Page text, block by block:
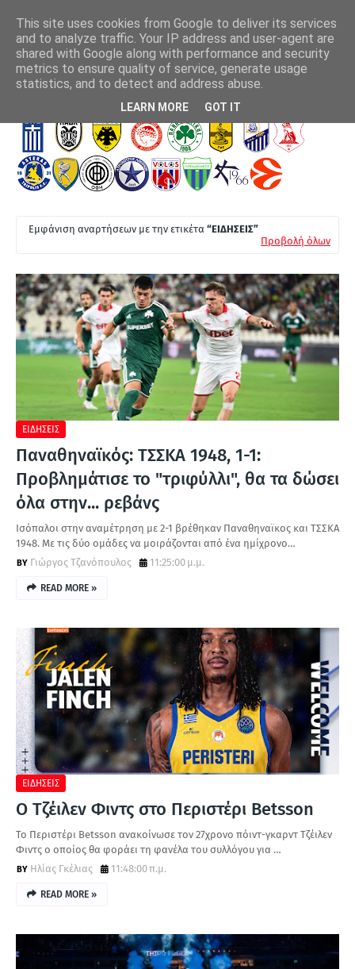
Ε
Υ
Α
Ν
Ε
Α
της Παναθηναϊκός: ΤΣΣΚΑ 1948, 1-1: Προβλημάτισε το "τριφύλλι",
Εμφάνιση αναρτήσεων με την ετικέτα
ΕΙΔΗΣΕΙΣ
Προβολή όλων
ΕΙΔΗΣΕΙΣ
Παναθηναϊκός: ΤΣΣΚΑ 1948, 1-1:
Προβλημάτισε το "τριφύλλι", θα τα δώσει
όλα στην... ρεβάνς
Ισόπαλοι στην αναμέτρηση με 2-1 βρέθηκαν Παναθηναϊκος και ΤΣΣΚΑ
1948. Με τις δύο ομάδες να μοιράζονται από ένα ημίχρονο…
Γιώργος Τζανόπουλος
11:25:00 μ.μ.
READ MORE »
ΕΙΔΗΣΕΙΣ
Ο Τζέιλεν Φιντς στο Περιστέρι Betsson
Το Περιστέρι Betsson ανακοίνωσε τον 27χρονο πόιντ-γκαρντ Τζέιλεν
Φιντς ο οποίος θα φοράει τη φανέλα του συλλόγου για …
Ηλίας Γκέλιας
11:48:00 π.μ.
READ MORE »
This site uses cookies from Google to deliver its services
and to analyze traffic. Your IP address and user-agent are
shared with Google along with performance and security
metrics to ensure quality of service, generate usage
statistics, and to detect and address abuse.
LEARN MORE GOT IT